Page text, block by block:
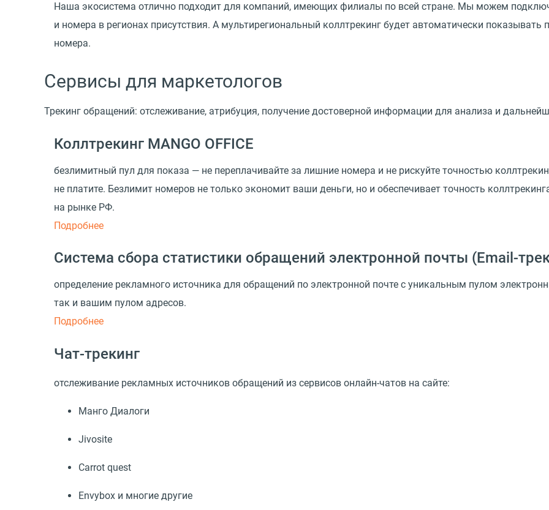
Наша экосистема отлично подходит для компаний, имеющих филиалы по всей стране. Мы можем
и номера в регионах присутствия. А мультирегиональный коллтрекинг будет автоматически
номера.
Сервисы для маркетологов
Трекинг обращений: отслеживание, атрибуция, получение достоверной информации для анализа и
Коллтрекинг MANGO OFFICE
безлимитный пул для показа — не переплачивайте за лишние номера и не рискуйте точностью
не платите. Безлимит номеров не только экономит ваши деньги, но и обеспечивает точность
на рынке РФ.
Подробнее
Система сбора статистики обращений электронной почты (Email-
определение рекламного источника для обращений по электронной почте с уникальным пулом
так и вашим пулом адресов.
Подробнее
Чат-трекинг
отслеживание рекламных источников обращений из сервисов онлайн-чатов на сайте:
Манго Диалоги
Jivosite
Carrot quest
Envybox и многие другие